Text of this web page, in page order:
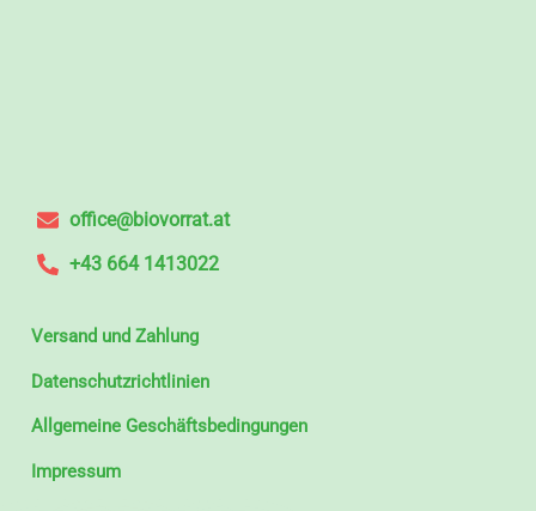
office@biovorrat.at
+43 664 1413022
Versand und Zahlung
Datenschutzrichtlinien
Allgemeine Geschäftsbedingungen
Impressum